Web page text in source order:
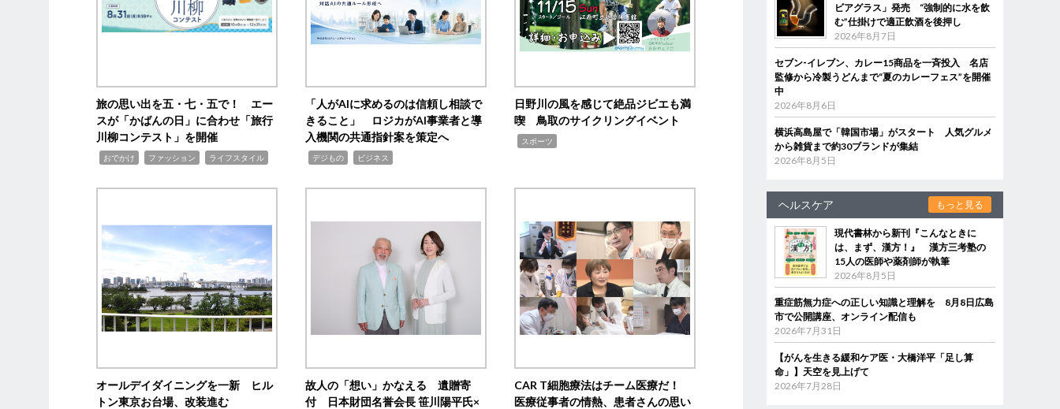
旅の思い出を五・七・五で！ エー
スが「かばんの日」に合わせ「旅行
川柳コンテスト」を開催
おでかけ ファッション ライフスタイル
「人がAIに求めるのは信頼し相談で
きること」 ロジカがAI事業者と導
入機関の共通指針案を策定へ
デジもの ビジネス
日野川の風を感じて絶品ジビエも満
喫 鳥取のサイクリングイベント
スポーツ
オールデイダイニングを一新 ヒル
トン東京お台場、改装進む
故人の「想い」かなえる 遺贈寄
付 日本財団名誉会長 笹川陽平氏×
CAR T細胞療法はチーム医療だ！
医療従事者の情熱、患者さんの思い
ビアグラス」発売 “強制的に水を飲
む”仕掛けで適正飲酒を後押し
2026年8月7日
セブン‐イレブン、カレー15商品を一斉投入 名店
監修から冷製うどんまで“夏のカレーフェス”を開催
中
2026年8月6日
横浜高島屋で「韓国市場」がスタート 人気グルメ
から雑貨まで約30ブランドが集結
2026年8月5日
ヘルスケア もっと見る
現代書林から新刊『こんなときに
は、まず、漢方！』 漢方三考塾の
15人の医師や薬剤師が執筆
2026年8月5日
重症筋無力症への正しい知識と理解を 8月8日広島
市で公開講座、オンライン配信も
2026年7月31日
【がんを生きる緩和ケア医・大橋洋平「足し算
命」】天空を見上げて
2026年7月28日